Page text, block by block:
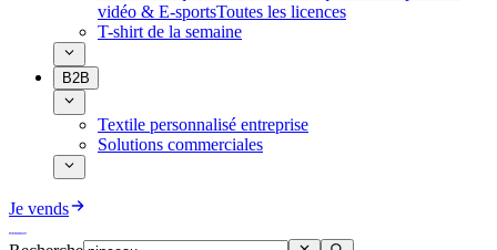
vidéo & E-sportsToutes les licences
T-shirt de la semaine
B2B
Textile personnalisé entreprise
Solutions commerciales
Je vends